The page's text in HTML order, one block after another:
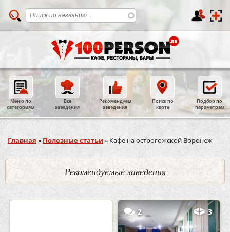
Меню по
категориям
Все
заведения
Рекомендуем
заведения
Поиск по
карте
Подбор по
параметрам
Вы здесь
Главная » Полезные статьи» Кафе на острогожской Воронеж
Рекомендуемые заведения
2 3